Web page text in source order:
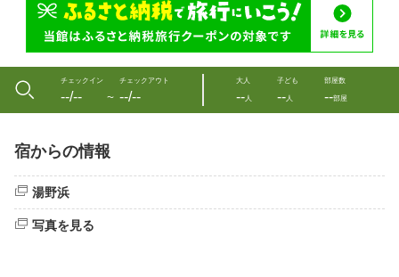
チェックイン
--/-- 〜
チェックアウト
--/--
大人
--人
子ども
--人
部屋数
--部屋
宿からの情報
湯野浜
写真を見る